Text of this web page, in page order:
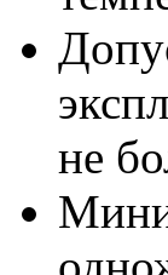
не